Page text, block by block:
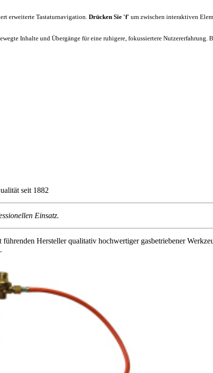
erweiterte Tastaturnavigation.Drücken Sie 'f' um zwischen interaktiven
Inhalte und Übergänge für eine ruhigere, fokussiertere
seit 1882
Einsatz.
Hersteller qualitativ hochwertiger gasbetriebener